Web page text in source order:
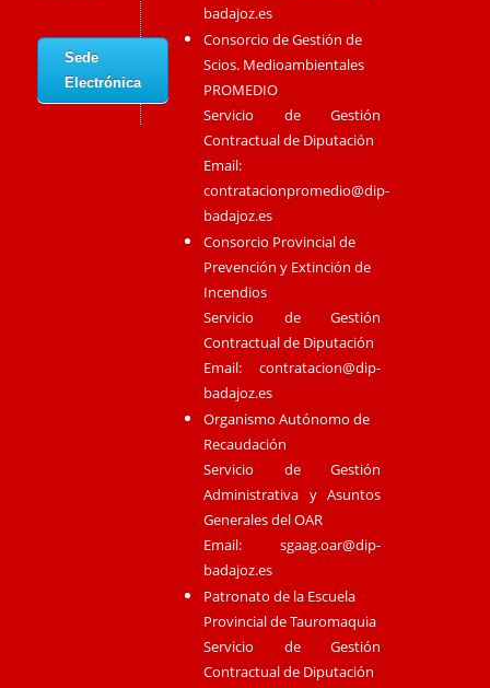
Sede
Electrónica
badajoz.es
Consorcio de Gestión de
Scios. Medioambientales
PROMEDIO
Servicio de Gestión
Contractual de Diputación
Email:
contratacionpromedio@dip-
badajoz.es
Consorcio Provincial de
Prevención y Extinción de
Incendios
Servicio de Gestión
Contractual de Diputación
Email:contratacion@dip-
badajoz.es
Organismo Autónomo de
Recaudación
Servicio de Gestión
Administrativa y Asuntos
Generales del OAR
Email:sgaag.oar@dip-
badajoz.es
Patronato de la Escuela
Provincial de Tauromaquia
Servicio de Gestión
Contractual de Diputación